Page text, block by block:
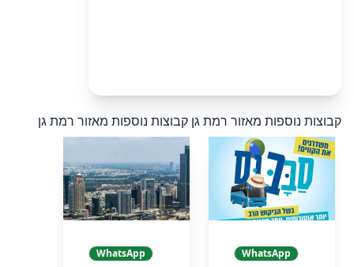
קבוצות נוספות מאזור רמת גן קבוצות נוספות מאזור רמת גן
WhatsApp
WhatsApp